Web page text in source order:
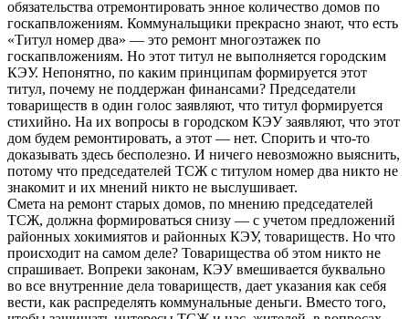
обязательства отремонтировать энное количество домов по
госкапвложениям. Коммунальщики прекрасно знают, что есть
«Титул номер два» — это ремонт многоэтажек по
госкапвложениям. Но этот титул не выполняется городским
КЭУ. Непонятно, по каким принципам формируется этот
титул, почему не поддержан финансами? Председатели
товариществ в один голос заявляют, что титул формируется
стихийно. На их вопросы в городском КЭУ заявляют, что этот
дом будем ремонтировать, а этот — нет. Спорить и что-то
доказывать здесь бесполезно. И ничего невозможно выяснить,
потому что председателей ТСЖ с титулом номер два никто не
знакомит и их мнений никто не выслушивает.
Смета на ремонт старых домов, по мнению председателей
ТСЖ, должна формироваться снизу — с учетом предложений
районных хокимиятов и районных КЭУ, товариществ. Но что
происходит на самом деле? Товарищества об этом никто не
спрашивает. Вопреки законам, КЭУ вмешивается буквально
во все внутренние дела товариществ, дает указания как себя
вести, как распределять коммунальные деньги. Вместо того,